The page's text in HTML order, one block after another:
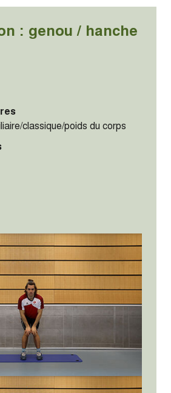
: genou / hanche
classique/poids du corps